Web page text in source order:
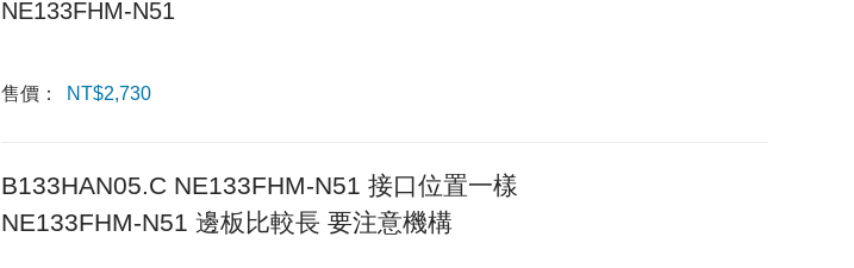
NE133FHM-N51
售價： NT$2,730
B133HAN05.C NE133FHM-N51 接口位置一樣
NE133FHM-N51 邊板比較長 要注意機構